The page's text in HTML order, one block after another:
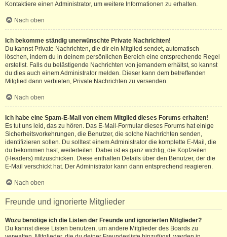
Kontaktiere einen Administrator, um weitere Informationen zu erhalten.
Nach oben
Ich bekomme ständig unerwünschte Private Nachrichten!
Du kannst Private Nachrichten, die dir ein Mitglied sendet, automatisch
löschen, indem du in deinem persönlichen Bereich eine entsprechende Regel
erstellst. Falls du belästigende Nachrichten von jemandem erhältst, so kannst
du dies auch einem Administrator melden. Dieser kann dem betreffenden
Mitglied dann verbieten, Private Nachrichten zu versenden.
Nach oben
Ich habe eine Spam-E-Mail von einem Mitglied dieses Forums erhalten!
Es tut uns leid, das zu hören. Das E-Mail-Formular dieses Forums hat einige
Sicherheitsvorkehrungen, die Benutzer, die solche Nachrichten senden,
identifizieren sollen. Du solltest einem Administrator die komplette E-Mail, die
du bekommen hast, weiterleiten. Dabei ist es ganz wichtig, die Kopfzeilen
(Headers) mitzuschicken. Diese enthalten Details über den Benutzer, der die
E-Mail verschickt hat. Der Administrator kann dann entsprechend reagieren.
Nach oben
Freunde und ignorierte Mitglieder
Wozu benötige ich die Listen der Freunde und ignorierten Mitglieder?
Du kannst diese Listen benutzen, um andere Mitglieder des Boards zu